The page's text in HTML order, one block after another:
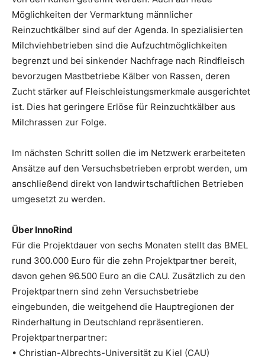
Möglichkeiten der Vermarktung männlicher
Reinzuchtkälber sind auf der Agenda. In spezialisierten
Milchviehbetrieben sind die Aufzuchtmöglichkeiten
begrenzt und bei sinkender Nachfrage nach Rindfleisch
bevorzugen Mastbetriebe Kälber von Rassen, deren
Zucht stärker auf Fleischleistungsmerkmale ausgerichtet
ist. Dies hat geringere Erlöse für Reinzuchtkälber aus
Milchrassen zur Folge.
Im nächsten Schritt sollen die im Netzwerk erarbeiteten
Ansätze auf den Versuchsbetrieben erprobt werden, um
anschließend direkt von landwirtschaftlichen Betrieben
umgesetzt zu werden.
Über InnoRind
Für die Projektdauer von sechs Monaten stellt das BMEL
rund 300.000 Euro für die zehn Projektpartner bereit,
davon gehen 96.500 Euro an die CAU. Zusätzlich zu den
Projektpartnern sind zehn Versuchsbetriebe
eingebunden, die weitgehend die Hauptregionen der
Rinderhaltung in Deutschland repräsentieren.
Projektpartnerpartner:
• Christian-Albrechts-Universität zu Kiel (CAU)